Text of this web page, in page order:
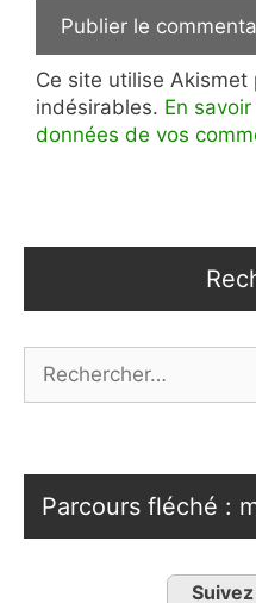
Ce site utilise Akismet
indésirables. En
données de vos
Parcours fléché :